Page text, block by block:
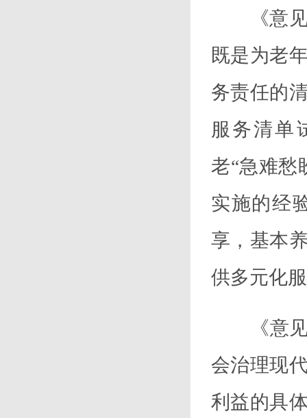
《意见
既是为老
务责任的
服务清单
老“急难愁
实施的经
享，基本
供多元化
《意见
会治理现
利益的具